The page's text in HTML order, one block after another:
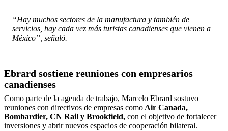
“Hay muchos sectores de la manufactura y también de
servicios, hay cada vez más turistas canadienses que vienen a
México”, señaló.
Ebrard sostiene reuniones con empresarios
canadienses
Como parte de la agenda de trabajo, Marcelo Ebrard sostuvo
reuniones con directivos de empresas como Air Canada,
Bombardier, CN Rail y Brookfield, con el objetivo de fortalecer
inversiones y abrir nuevos espacios de cooperación bilateral.